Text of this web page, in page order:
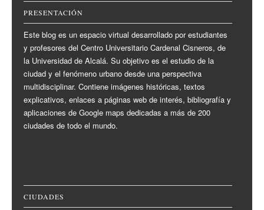
PRESENTACIÓN
Este blog es un espacio virtual desarrollado por estudiantes
y profesores del Centro Universitario Cardenal Cisneros, de
la Universidad de Alcalá. Su objetivo es el estudio de la
ciudad y el fenómeno urbano desde una perspectiva
multidisciplinar. Contiene imágenes históricas, textos
explicativos, enlaces a páginas web de interés, bibliografía y
aplicaciones de Google maps dedicadas a más de 200
ciudades de todo el mundo.
CIUDADES